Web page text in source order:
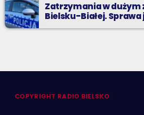
Zatrzymania w dużym
Bielsku-Białej.
COPYRIGHT RADIO BIELSKO